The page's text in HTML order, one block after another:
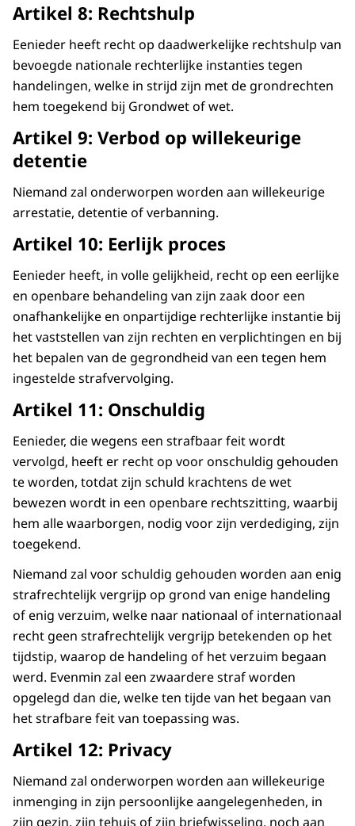
Je kunt je voorstellen dat als je niet naar
school kunt,
het later ook een stuk lastiger wordt om
een baan te vinden
en een woning te kunnen betalen.
Maar wie is er dan verantwoordelijk
Het is de eindverantwoordelijkheid van de
te beschermen en ervoor te zorgen dat ze
worden nageleefd.
Maar uiteindelijk hebben we allemaal
een rol om ze te beschermen en te
bevorderen.
Ook bedrijven, organisaties, en jij en ik.
Mensenrechten blijven werk in uitvoering.
En helaas gaat er in de praktijk wel eens
wat mis.
Daar is wel iets aan te doen.
Je kunt bijvoorbeeld je
kiesrecht, demonstratierecht en je vrijheid
van meningsuiting
gebruiken om voor mensenrechten op te
komen.
Ook kun je naar de rechter stappen.
Je kunt andere mensen helpen in je
omgeving of je als vrijwilliger aansluiten bij
een organisatie die mensenrechten
bevordert.
Samen zijn we verantwoordelijk voor het
En samen kunnen we ervoor zorgen dat
deze universele rechten
Artikel 8: Rechtshulp
Eenieder heeft recht op daadwerkelijke rechtshulp van
bevoegde nationale rechterlijke instanties tegen
handelingen, welke in strijd zijn met de grondrechten
hem toegekend bij Grondwet of wet.
Artikel 9: Verbod op willekeurige
detentie
Niemand zal onderworpen worden aan willekeurige
arrestatie, detentie of verbanning.
Artikel 10: Eerlijk proces
Eenieder heeft, in volle gelijkheid, recht op een eerlijke
en openbare behandeling van zijn zaak door een
onafhankelijke en onpartijdige rechterlijke instantie bij
het vaststellen van zijn rechten en verplichtingen en bij
het bepalen van de gegrondheid van een tegen hem
ingestelde strafvervolging.
Artikel 11: Onschuldig
Eenieder, die wegens een strafbaar feit wordt
vervolgd, heeft er recht op voor onschuldig gehouden
te worden, totdat zijn schuld krachtens de wet
bewezen wordt in een openbare rechtszitting, waarbij
hem alle waarborgen, nodig voor zijn verdediging, zijn
toegekend.
Niemand zal voor schuldig gehouden worden aan enig
strafrechtelijk vergrijp op grond van enige handeling
of enig verzuim, welke naar nationaal of internationaal
recht geen strafrechtelijk vergrijp betekenden op het
tijdstip, waarop de handeling of het verzuim begaan
werd. Evenmin zal een zwaardere straf worden
opgelegd dan die, welke ten tijde van het begaan van
het strafbare feit van toepassing was.
Artikel 12: Privacy
Niemand zal onderworpen worden aan willekeurige
inmenging in zijn persoonlijke aangelegenheden, in
zijn gezin, zijn tehuis of zijn briefwisseling, noch aan